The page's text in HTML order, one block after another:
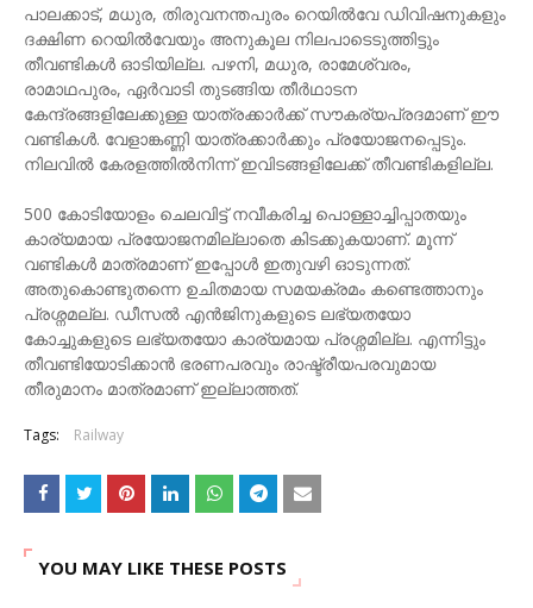
പാലക്കാട്, മധുര, തിരുവനന്തപുരം റെയിൽവേ ഡിവിഷനുകളും
ദക്ഷിണ റെയിൽവേയും അനുകൂല നിലപാടെടുത്തിട്ടും
തീവണ്ടികൾ ഓടിയില്ല. പഴനി, മധുര, രാമേശ്വരം,
രാമാഥപുരം, ഏർവാടി തുടങ്ങിയ തീർഥാടന
കേന്ദ്രങ്ങളിലേക്കുള്ള യാത്രക്കാർക്ക് സൗകര്യപ്രദമാണ് ഈ
വണ്ടികൾ. വേളാങ്കണ്ണി യാത്രക്കാർക്കും പ്രയോജനപ്പെടും.
നിലവിൽ കേരളത്തിൽനിന്ന് ഇവിടങ്ങളിലേക്ക് തീവണ്ടികളില്ല.
500 കോടിയോളം ചെലവിട്ട് നവീകരിച്ച പൊള്ളാച്ചിപ്പാതയും
കാര്യമായ പ്രയോജനമില്ലാതെ കിടക്കുകയാണ്. മൂന്ന്
വണ്ടികൾ മാത്രമാണ് ഇപ്പോൾ ഇതുവഴി ഓടുന്നത്.
അതുകൊണ്ടുതന്നെ ഉചിതമായ സമയക്രമം കണ്ടെത്താനും
പ്രശ്നമല്ല. ഡീസൽ എൻജിനുകളുടെ ലഭ്യതയോ
കോച്ചുകളുടെ ലഭ്യതയോ കാര്യമായ പ്രശ്നമില്ല. എന്നിട്ടും
തീവണ്ടിയോടിക്കാൻ ഭരണപരവും രാഷ്ട്രീയപരവുമായ
തീരുമാനം മാത്രമാണ് ഇല്ലാത്തത്.
Tags: Railway
YOU MAY LIKE THESE POSTS